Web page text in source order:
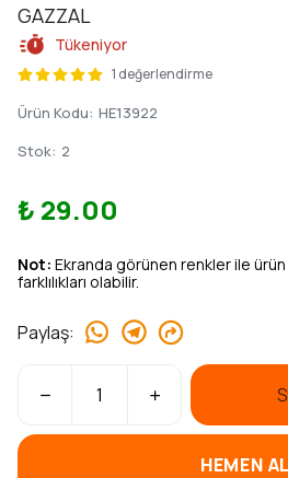
GAZZAL
Tükeniyor
1 değerlendirme
Ürün Kodu: HE13922
Stok: 2
₺ 29.00
Not: Ekranda görünen renkler ile
farklılıkları olabilir.
Paylaş:
HEMEN AL